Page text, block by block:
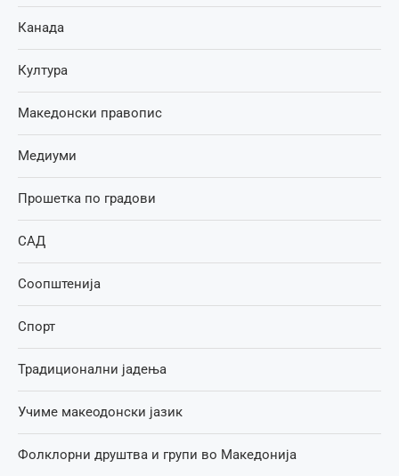
Канада
Култура
Македонски правопис
Медиуми
Прошетка по градови
САД
Соопштенија
Спорт
Традиционални јадења
Учиме макеодонски јазик
Фолклорни друштва и групи во Македонија